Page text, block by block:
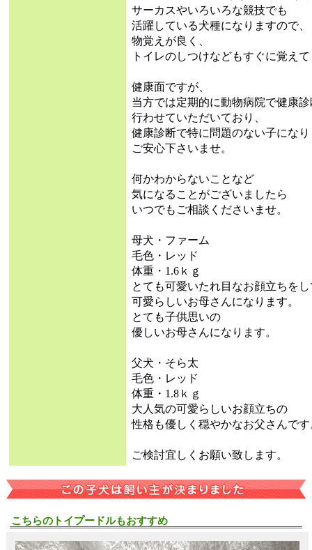
サーカスやいろいろな競技でも
活躍している犬種になりますので、
物覚えが良く、
トイレのしつけなどもすぐに覚え
健康面ですが、
当方では定期的に動物病院で健康
行わせていただいており、
健康診断で特に問題のない子にな
ご安心下さいませ。
何かわからないことなど
気になることがございましたら
いつでもご相談くださいませ。
母犬・ファーム
毛色・レッド
体重・1.6ｋｇ
とても可愛いたれ目なお顔立ちを
可愛らしいお母さんになります。
とても子供思いの
優しいお母さんになります。
父犬・そら太
毛色・レッド
体重・1.8ｋｇ
大人気の可愛らしいお顔立ちの
性格も優しく穏やかなお父さんです
ご検討宜しくお願い致します。
こちらのトイプードルもおすすめ